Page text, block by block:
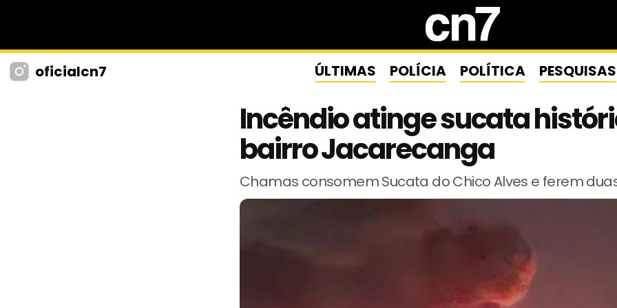
oficialcn7 ÚLTIMAS POLÍCIA POLÍTICA PESQUISAS
Incêndio atinge sucata
bairro Jacarecanga
Chamas consomem Sucata do Chico Alves e ferem